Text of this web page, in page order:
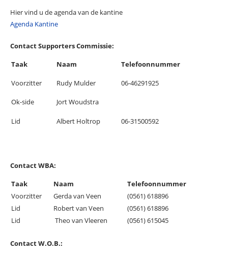
Hier vind u de agenda van de kantine
Agenda Kantine
Contact Supporters Commissie:
Taak
Naam Telefoonnummer
Voorzitter Rudy Mulder 06-46291925
Ok-side Jort Woudstra
Lid Albert Holtrop 06-31500592
Contact WBA:
Taak
Naam
Telefoonnummer
Voorzitter
Gerda van Veen
(0561) 618896
Lid
Robert van Veen
(0561) 618896
Lid
Theo van Vleeren (0561) 615045
Contact W.O.B.: